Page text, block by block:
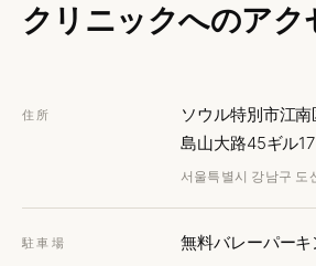
クリニックへのアク
住所
ソウル特別市江南
島山大路45ギル
서울특별시 강남구 도
駐車場 無料バレーパー